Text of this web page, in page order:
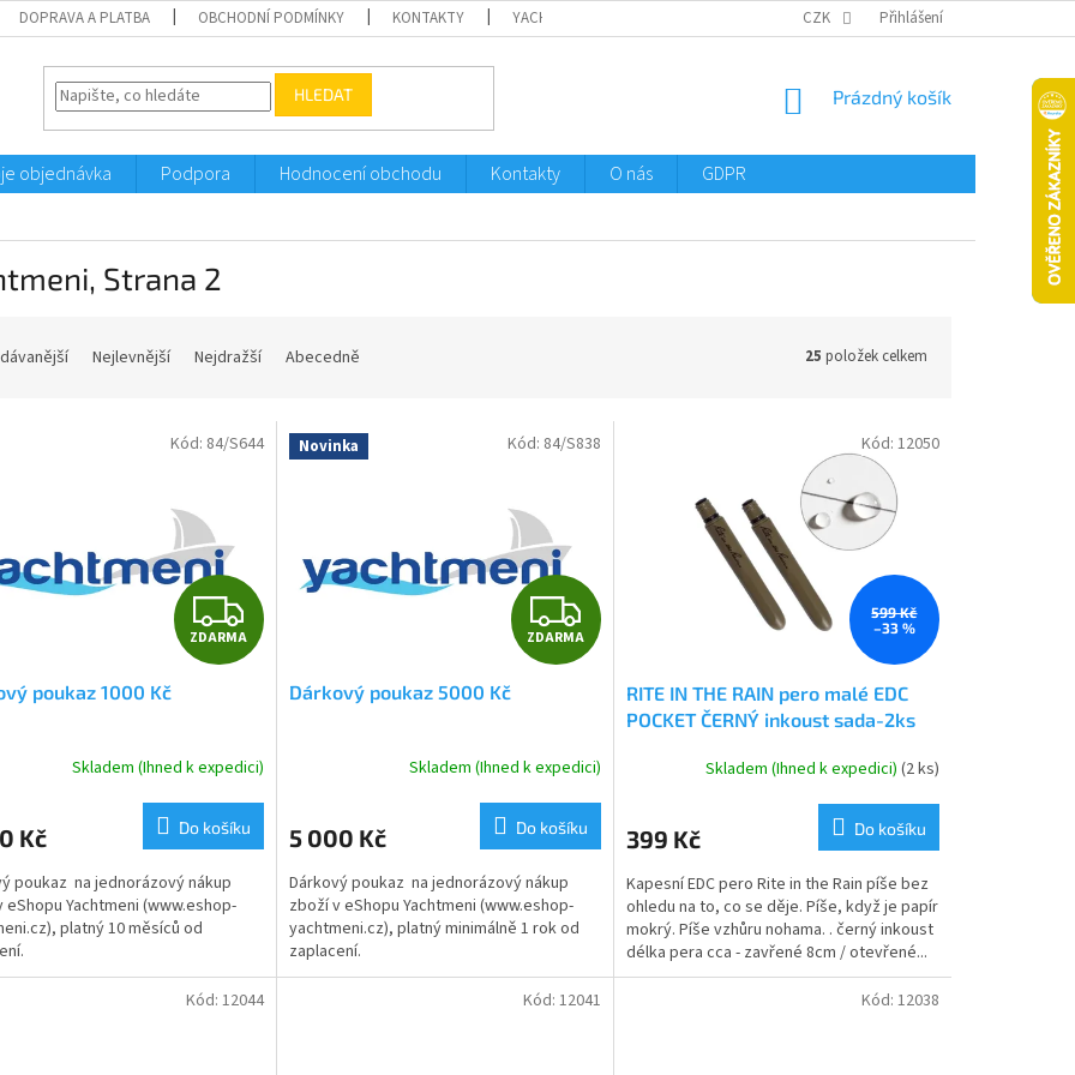
DOPRAVA A PLATBA OBCHODNÍ PODMÍNKY KONTAKTY YACHTMENI CZK Přihlášení
HLEDAT
NÁKUPNÍ
Prázdný košík
objednávka Podpora Hodnocení obchodu Kontakty O nás GDPR
, Strana 2
Nejlevnější Nejdražší Abecedně 25 položek celkem
Z
D
R
M
A
ZDARMA
poukaz 1000 Kč
Skladem (Ihned k expedici)
Kč Do košíku
poukaz na jednorázový nákup
eShopu Yachtmeni (www.eshop-
platný 10 měsíců od
Kód: 84/S644 Novinka
Z
D
R
M
A
ZDARMA
Dárkový poukaz 5000 Kč
Skladem (Ihned k expedici)
5 000 Kč Do košíku
Dárkový poukaz na jednorázový nákup
zboží v eShopu Yachtmeni (www.eshop-
yachtmeni.cz), platný minimálně 1 rok od
zaplacení.
Kód: 84/S838
599 Kč
–33 %
RITE IN THE RAIN pero malé EDC
POCKET ČERNÝ inkoust sada-2ks
Skladem (Ihned k expedici) (2 ks)
399 Kč Do košíku
Kapesní EDC pero Rite in the Rain píše bez
ohledu na to, co se děje. Píše, když je papír
mokrý. Píše vzhůru nohama. . černý inkoust
délka pera cca - zavřené 8cm / otevřené...
Kód: 12050
Kód: 12044 Kód: 12041 Kód: 12038